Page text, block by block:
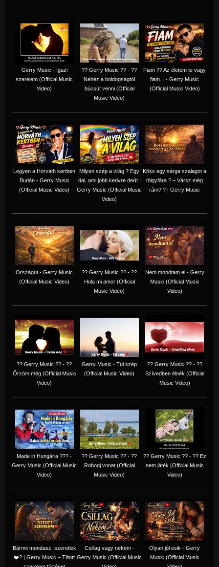
Gerry Music - Igazi
szerelem (Official Music
Video)
?? Gerry Music ?? - ??
Nehéz a boldogságtól
búcsút venni (Official
Music Video)
Fiam ?‍? Az életem te vagy
fiam... - Gerry Music
(Official Music Video)
Legyen a Horváth kertben
Budán - Gerry Music
(Official Music Video)
Milyen szép a világ ? Egy
dal, ami jobb kedvre derít |
Gerry Music (Official Music
Video)
Köss egy sárga szalagot a
tölgyfára ?️ – Vársz még
rám? ? | Gerry Music
Országút - Gerry Music
(Official Music Video)
?? Gerry Music ?? - ??
Hola mi amor (Official
Music Video)
Nem mondtam el - Gerry
Music (Official Music
Video)
?? Gerry Music ?? - ??
Őrzöm még (Official Music
Video)
Gerry Music - Túl szép
(Official Music Video)
?? Gerry Music ?? - ??
Szívedben élnék (Official
Music Video)
Made in Hungária ??? -
Gerry Music (Official Music
Video)
?? Gerry Music ?? - ??
Robogj vonat (Official
Music Video)
?? Gerry Music ?? - ?? Ez
nem játék (Official Music
Video)
Bármit mondasz, szeretlek
❤️‍? | Gerry Music – Tiltott
Csillag vagy nekem -
Gerry Music (Official Music
Olyan jól esik - Gerry
Music (Official Music